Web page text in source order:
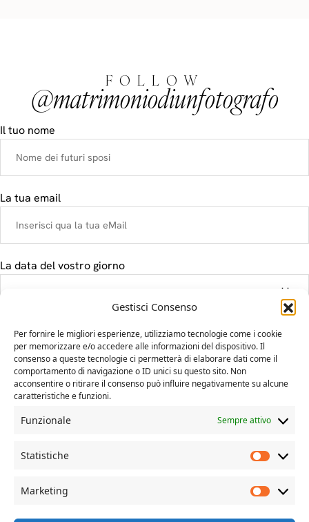
Gestisci Consenso
Per fornire le migliori esperienze, utilizziamo tecnologie come i cookie
per memorizzare e/o accedere alle informazioni del dispositivo. Il
consenso a queste tecnologie ci permetterà di elaborare dati come il
comportamento di navigazione o ID unici su questo sito. Non
acconsentire o ritirare il consenso può influire negativamente su alcune
caratteristiche e funzioni.
Funzionale Sempre attivo
Statistiche
Marketing
FOLLOW
@matrimoniodiunfotografo
Il tuo nome
La tua email
La data del vostro giorno
Il tuo messaggio